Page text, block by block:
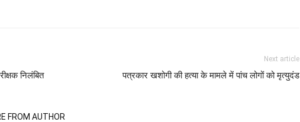
निलंबित
Next article
पत्रकार खशोगी की हत्या के मामले में पांच लोगों को मृत्युदंड
FROM AUTHOR